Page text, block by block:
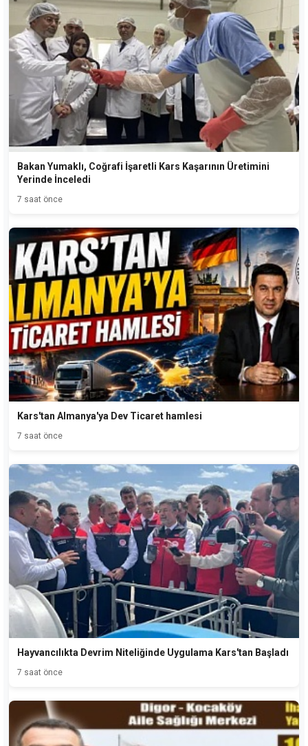
Bakan Yumaklı, Coğrafi İşaretli Kars Kaşarının Üretimini
Yerinde İnceledi
7 saat önce
Kars'tan Almanya'ya Dev Ticaret hamlesi
7 saat önce
Hayvancılıkta Devrim Niteliğinde Uygulama Kars'tan Başladı
7 saat önce